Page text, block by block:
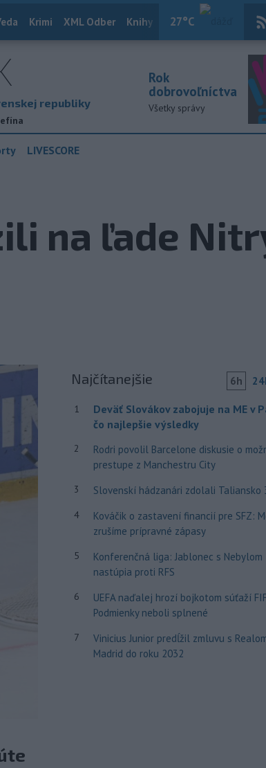
27°C
Krimi XML Odber Knihy Útulkovo Magazín
republiky
Rok
dobrovoľníctva
Všetky správy
LIVESCORE
na ľade
Najčítanejšie 6h
1
Deväť Slovákov zabojuje na ME v
čo najlepšie výsledky
2
Rodri povolil Barcelone diskusie o
prestupe z Manchestru City
3 Slovenskí hádzanári zdolali Taliansko
4
Kováčik o zastavení financií pre SFZ:
zrušíme prípravné zápasy
5
Konferenčná liga: Jablonec s Nebylom
nastúpia proti RFS
6
UEFA naďalej hrozí bojkotom súťaží
Podmienky neboli splnené
7
Vinicius Junior predĺžil zmluvu s
Madrid do roku 2032